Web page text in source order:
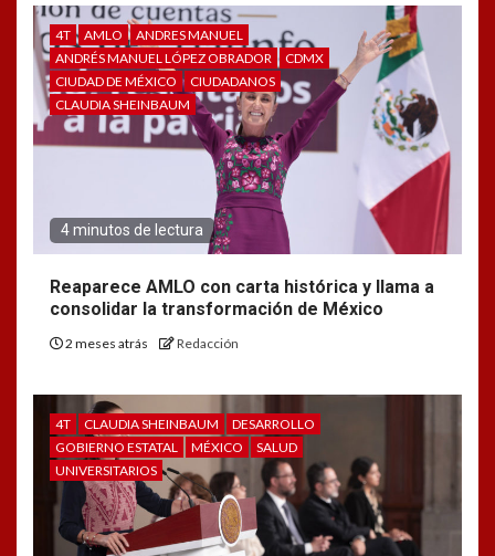
4T AMLO
ANDRES MANUEL
ANDRÉS MANUEL LÓPEZ OBRADOR
CDMX
CIUDAD DE MÉXICO
CIUDADANOS
CLAUDIA SHEINBAUM
4 minutos de lectura
Reaparece AMLO con carta histórica y llama a
consolidar la transformación de México
2 meses atrás Redacción
4T CLAUDIA SHEINBAUM
DESARROLLO
GOBIERNO ESTATAL
MÉXICO
SALUD
UNIVERSITARIOS